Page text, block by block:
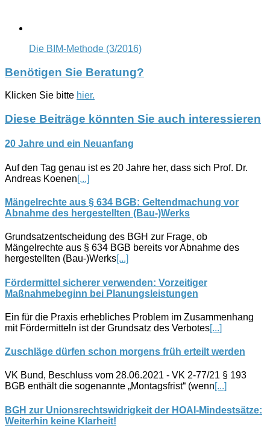
Die BIM-Methode (3/2016)
Benötigen Sie Beratung?
Klicken Sie bitte hier.
Diese Beiträge könnten Sie auch interessieren
20 Jahre und ein Neuanfang
Auf den Tag genau ist es 20 Jahre her, dass sich Prof. Dr.
Andreas Koenen[...]
Mängelrechte aus § 634 BGB: Geltendmachung vor
Abnahme des hergestellten (Bau-)Werks
Grundsatzentscheidung des BGH zur Frage, ob
Mängelrechte aus § 634 BGB bereits vor Abnahme des
hergestellten (Bau-)Werks[...]
Fördermittel sicherer verwenden: Vorzeitiger
Maßnahmebeginn bei Planungsleistungen
Ein für die Praxis erhebliches Problem im Zusammenhang
mit Fördermitteln ist der Grundsatz des Verbotes[...]
Zuschläge dürfen schon morgens früh erteilt werden
VK Bund, Beschluss vom 28.06.2021 - VK 2-77/21 § 193
BGB enthält die sogenannte „Montagsfrist“ (wenn[...]
BGH zur Unionsrechtswidrigkeit der HOAI-Mindestsätze:
Weiterhin keine Klarheit!